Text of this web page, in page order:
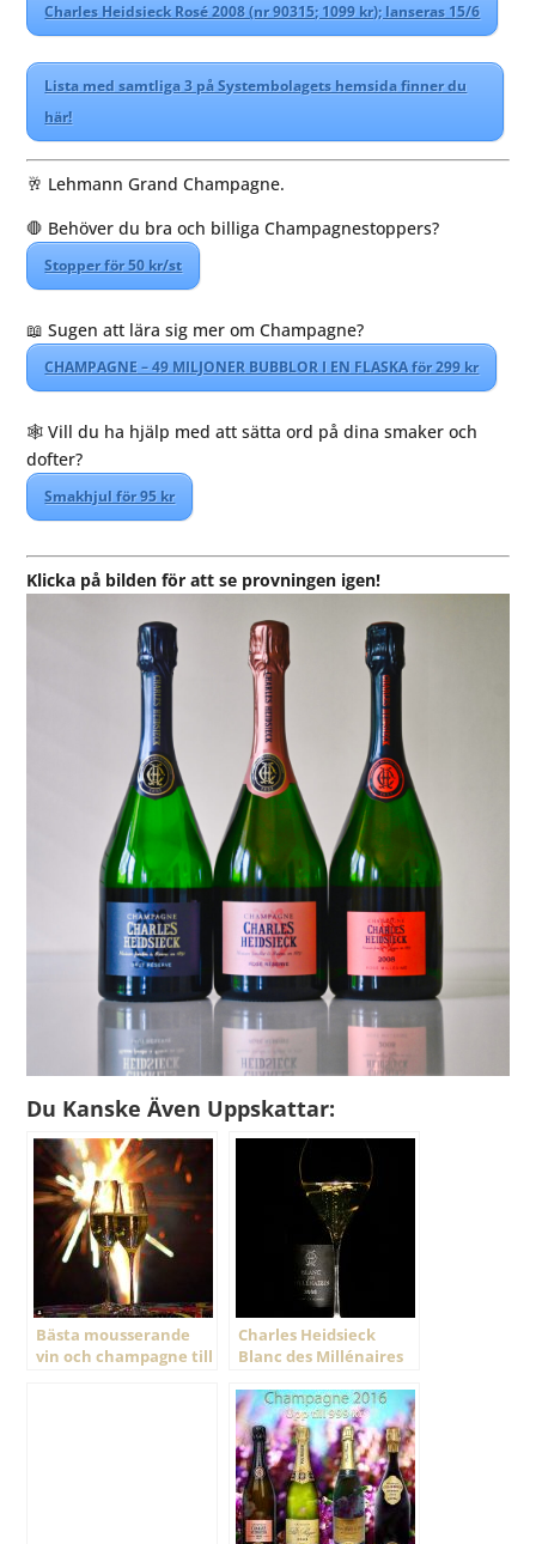
Charles Heidsieck Rosé 2008 (nr 90315; 1099 kr); lanseras 15/6⁠⁠⁠⁠⁠
Lista med samtliga 3 på Systembolagets hemsida finner du
här!⁠
🥂 Lehmann Grand Champagne.⁠⠀⁠⠀⁠⠀
🛑 Behöver du bra och billiga Champagnestoppers?
Stopper för 50 kr/st⁠
📖 Sugen att lära sig mer om Champagne?
CHAMPAGNE – 49 MILJONER BUBBLOR I EN FLASKA för 299 kr⁠
🕸️ Vill du ha hjälp med att sätta ord på dina smaker och
dofter?
Smakhjul för 95 kr
Klicka på bilden för att se provningen igen!
Du Kanske Även Uppskattar:
Bästa mousserande
vin och champagne till
Charles Heidsieck
Blanc des Millénaires